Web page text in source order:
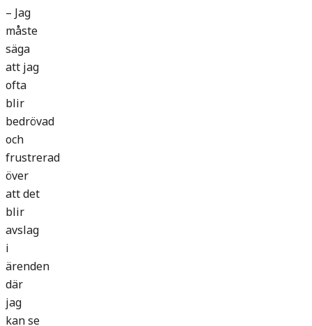
– Jag
måste
säga
att jag
ofta
blir
bedrövad
och
frustrerad
över
att det
blir
avslag
i
ärenden
där
jag
kan se